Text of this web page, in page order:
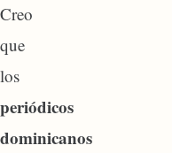
Creo
que
los
periódicos
dominicanos